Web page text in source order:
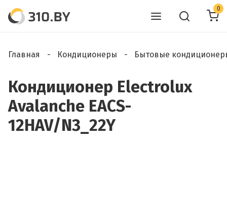
0
Главная Кондиционеры Бытовые
Кондиционер Electrolux
Avalanche EACS-
12HAV/N3_22Y